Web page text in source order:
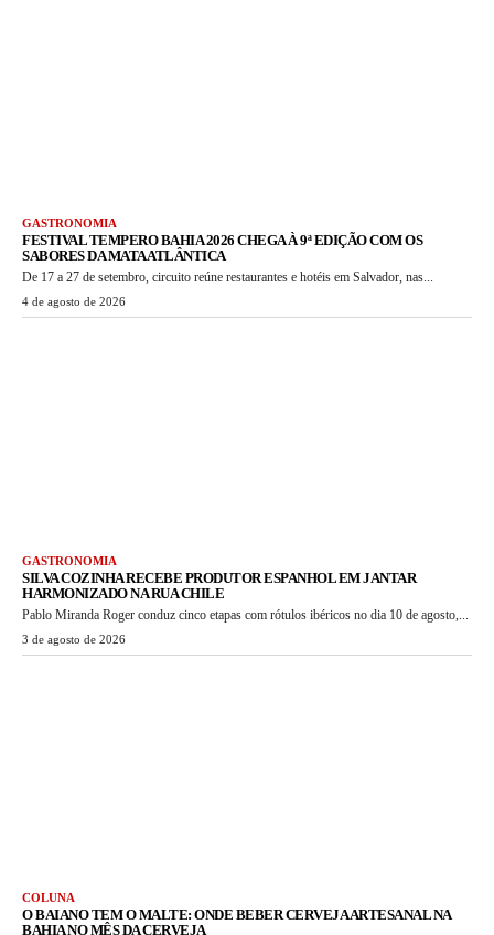
GASTRONOMIA
FESTIVAL TEMPERO BAHIA 2026 CHEGA À 9ª EDIÇÃO COM OS
SABORES DA MATA ATLÂNTICA
De 17 a 27 de setembro, circuito reúne restaurantes e hotéis em Salvador, nas...
4 de agosto de 2026
GASTRONOMIA
SILVA COZINHA RECEBE PRODUTOR ESPANHOL EM JANTAR
HARMONIZADO NA RUA CHILE
Pablo Miranda Roger conduz cinco etapas com rótulos ibéricos no dia 10 de agosto,...
3 de agosto de 2026
COLUNA
O BAIANO TEM O MALTE: ONDE BEBER CERVEJA ARTESANAL NA
BAHIA NO MÊS DA CERVEJA